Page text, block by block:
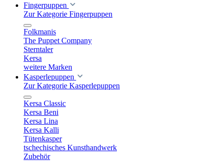
Fingerpuppen
Zur Kategorie Fingerpuppen
Folkmanis
The Puppet Company
Sterntaler
Kersa
weitere Marken
Kasperlepuppen
Zur Kategorie Kasperlepuppen
Kersa Classic
Kersa Beni
Kersa Lina
Kersa Kalli
Tütenkasper
tschechisches Kunsthandwerk
Zubehör